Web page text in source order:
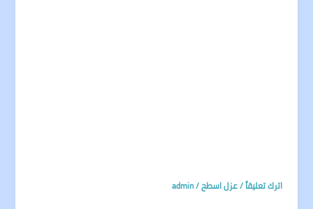
اترك تعليقاً/عزل اسطح/
admin